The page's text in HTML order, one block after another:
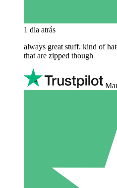
1 dia atrás
always great stuff. kind of
that are zipped though